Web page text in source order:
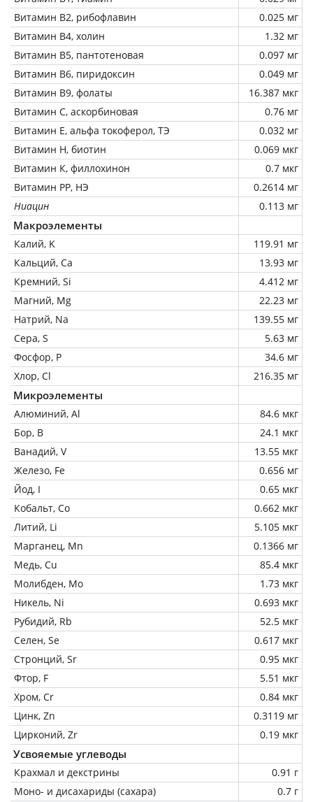
Витамин В2, рибофлавин
0.025 мг
Витамин В4, холин
1.32 мг
Витамин В5, пантотеновая
0.097 мг
Витамин В6, пиридоксин
0.049 мг
Витамин В9, фолаты
16.387 мкг
Витамин C, аскорбиновая
0.76 мг
Витамин Е, альфа токоферол, ТЭ
0.032 мг
Витамин Н, биотин
0.069 мкг
Витамин К, филлохинон
0.7 мкг
Витамин РР, НЭ
0.2614 мг
Ниацин
0.113 мг
Макроэлементы
Калий, K
119.91 мг
Кальций, Ca
13.93 мг
Кремний, Si
4.412 мг
Магний, Mg
22.23 мг
Натрий, Na
139.55 мг
Сера, S
5.63 мг
Фосфор, P
34.6 мг
Хлор, Cl
216.35 мг
Микроэлементы
Алюминий, Al
84.6 мкг
Бор, B
24.1 мкг
Ванадий, V
13.55 мкг
Железо, Fe
0.656 мг
Йод, I
0.65 мкг
Кобальт, Co
0.662 мкг
Литий, Li
5.105 мкг
Марганец, Mn
0.1366 мг
Медь, Cu
85.4 мкг
Молибден, Mo
1.73 мкг
Никель, Ni
0.693 мкг
Рубидий, Rb
52.5 мкг
Селен, Se
0.617 мкг
Стронций, Sr
0.95 мкг
Фтор, F
5.51 мкг
Хром, Cr
0.84 мкг
Цинк, Zn
0.3119 мг
Цирконий, Zr
0.19 мкг
Усвояемые углеводы
Крахмал и декстрины
0.91 г
Моно- и дисахариды (сахара)
0.7 г